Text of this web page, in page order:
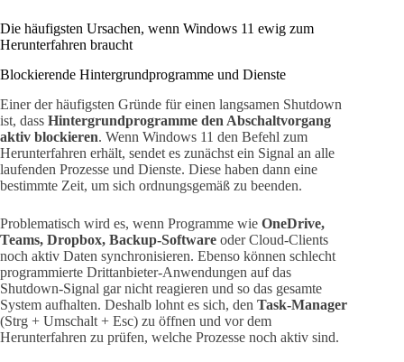
Die häufigsten Ursachen, wenn Windows 11 ewig zum
Herunterfahren braucht
Blockierende Hintergrundprogramme und Dienste
Einer der häufigsten Gründe für einen langsamen Shutdown
ist, dass Hintergrundprogramme den Abschaltvorgang
aktiv blockieren. Wenn Windows 11 den Befehl zum
Herunterfahren erhält, sendet es zunächst ein Signal an alle
laufenden Prozesse und Dienste. Diese haben dann eine
bestimmte Zeit, um sich ordnungsgemäß zu beenden.
Problematisch wird es, wenn Programme wie OneDrive,
Teams, Dropbox, Backup-Software oder Cloud-Clients
noch aktiv Daten synchronisieren. Ebenso können schlecht
programmierte Drittanbieter-Anwendungen auf das
Shutdown-Signal gar nicht reagieren und so das gesamte
System aufhalten. Deshalb lohnt es sich, den Task-Manager
(Strg + Umschalt + Esc) zu öffnen und vor dem
Herunterfahren zu prüfen, welche Prozesse noch aktiv sind.